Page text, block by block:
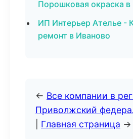
Порошковая окраска
ИП Интерьер Ателье -
ремонт в Иваново
← Все компании в
Приволжский
Главная страница →